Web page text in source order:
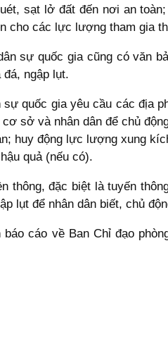
sạt lở đất đến nơi an
cho các lực lượng tham gia
sự quốc gia cũng có văn
ngập lụt.
sự quốc gia yêu cầu các
sở và nhân dân để chủ
huy động lực lượng xung
quả (nếu có).
thông, đặc biệt là tuyến
lụt để nhân dân biết, chủ
cáo về Ban Chỉ đạo